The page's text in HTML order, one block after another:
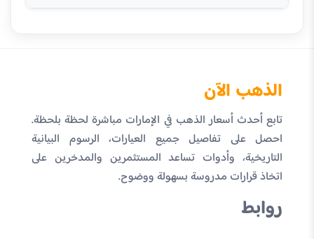
الذهب الآن
تابع أحدث أسعار الذهب في الإمارات مباشرة لحظة بلحظة.
احصل على تفاصيل جميع العيارات، الرسوم البيانية
التاريخية، وأدوات تساعد المستثمرين والمدخرين على
اتخاذ قرارات مدروسة بسهولة ووضوح.
روابط